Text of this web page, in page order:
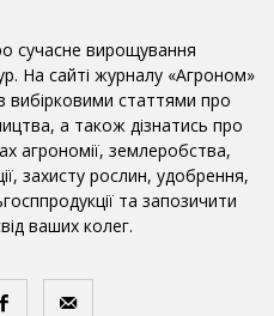
сучасне вирощування
На сайті журналу «Агроном»
статтями про
а також дізнатись про
агрономії, землеробства,
захисту рослин, удобрення,
та запозичити
ваших колег.